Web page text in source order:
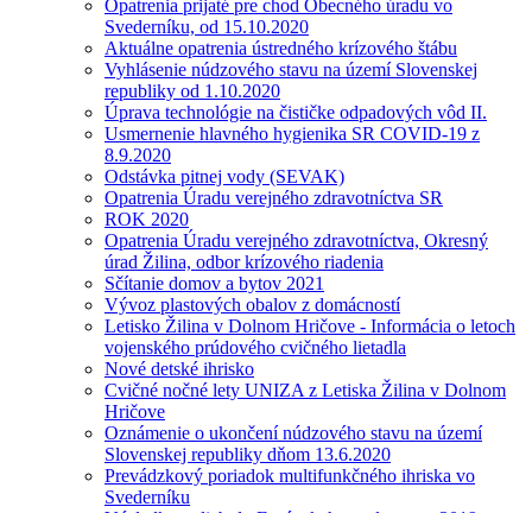
Opatrenia prijaté pre chod Obecného úradu vo
Svederníku, od 15.10.2020
Aktuálne opatrenia ústredného krízového štábu
Vyhlásenie núdzového stavu na území Slovenskej
republiky od 1.10.2020
Úprava technológie na čističke odpadových vôd II.
Usmernenie hlavného hygienika SR COVID-19 z
8.9.2020
Odstávka pitnej vody (SEVAK)
Opatrenia Úradu verejného zdravotníctva SR
ROK 2020
Opatrenia Úradu verejného zdravotníctva, Okresný
úrad Žilina, odbor krízového riadenia
Sčítanie domov a bytov 2021
Vývoz plastových obalov z domácností
Letisko Žilina v Dolnom Hričove - Informácia o letoch
vojenského prúdového cvičného lietadla
Nové detské ihrisko
Cvičné nočné lety UNIZA z Letiska Žilina v Dolnom
Hričove
Oznámenie o ukončení núdzového stavu na území
Slovenskej republiky dňom 13.6.2020
Prevádzkový poriadok multifunkčného ihriska vo
Svederníku